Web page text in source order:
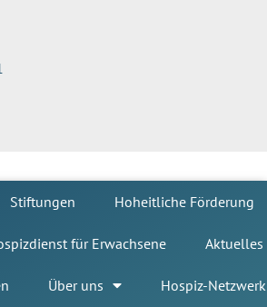
Stiftungen Hoheitliche Förderung
für Erwachsene Aktuelles
Über uns Hospiz-Netzwerk